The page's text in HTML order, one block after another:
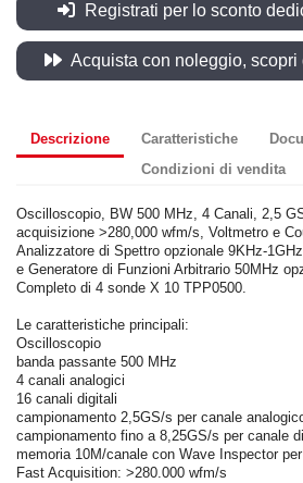
Registrati per lo sconto
Acquista con noleggio, scopri
Descrizione Caratteristiche
Condizioni di vendita
Oscilloscopio, BW 500 MHz, 4 Canali, 2,5
acquisizione >280,000 wfm/s, Voltmetro e
Analizzatore di Spettro opzionale 9KHz-
e Generatore di Funzioni Arbitrario 50MHz
Completo di 4 sonde X 10 TPP0500.
Le caratteristiche principali:
Oscilloscopio
banda passante 500 MHz
4 canali analogici
16 canali digitali
campionamento 2,5GS/s per canale
campionamento fino a 8,25GS/s per canale
memoria 10M/canale con Wave Inspector
Fast Acquisition: >280.000 wfm/s